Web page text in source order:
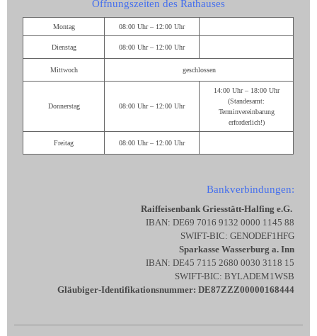
Öffnungszeiten des Rathauses
Montag 08:00 Uhr – 12:00 Uhr
Dienstag 08:00 Uhr – 12:00 Uhr
Mittwoch geschlossen
Donnerstag 08:00 Uhr – 12:00 Uhr
14:00 Uhr – 18:00 Uhr
(Standesamt:
Terminvereinbarung
erforderlich!)
Freitag 08:00 Uhr – 12:00 Uhr
Bankverbindungen:
Raiffeisenbank Griesstätt-Halfing e.G.
IBAN: DE69 7016 9132 0000 1145 88
SWIFT-BIC: GENODEF1HFG
Sparkasse Wasserburg a. Inn
IBAN: DE45 7115 2680 0030 3118 15
SWIFT-BIC: BYLADEM1WSB
Gläubiger-Identifikationsnummer: DE87ZZZ00000168444